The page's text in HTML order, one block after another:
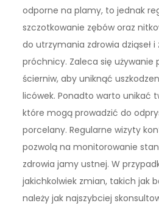
odporne na plamy, to jednak
szczotkowanie zębów oraz
do utrzymania zdrowia dziąseł
próchnicy. Zaleca się używanie
ścierniw, aby uniknąć
licówek. Ponadto warto unikać
które mogą prowadzić do
porcelany. Regularne wizyty
pozwolą na monitorowanie
zdrowia jamy ustnej. W
jakichkolwiek zmian, takich jak
należy jak najszybciej